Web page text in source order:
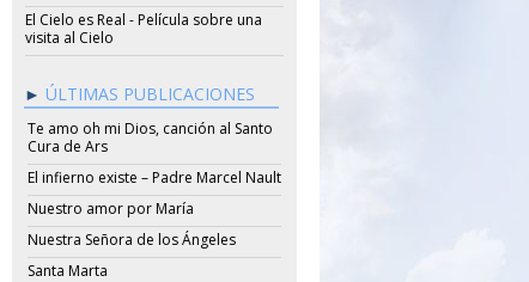
El Cielo es Real - Película sobre una
visita al Cielo
ÚLTIMAS PUBLICACIONES
Te amo oh mi Dios, canción al Santo
Cura de Ars
El infierno existe – Padre Marcel Nault
Nuestro amor por María
Nuestra Señora de los Ángeles
Santa Marta